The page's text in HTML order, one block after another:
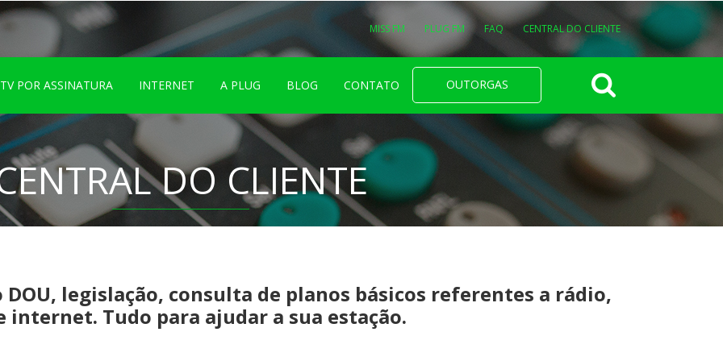
MISS FM PLUG FM FAQ CENTRAL DO CLIENTE
TV POR ASSINATURA INTERNET A PLUG BLOG CONTATO OUTORGAS
DO CLIENTE
legislação, consulta de planos básicos referentes a rádio,
internet. Tudo para ajudar a sua estação.